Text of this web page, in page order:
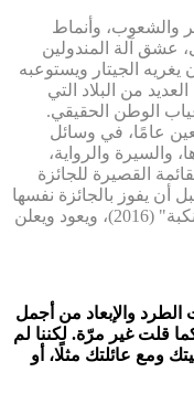
والشعوب، وأنماط
عشق آلة المندولين
الجيتار ويستوعبه
من البلاد التي
الوطن الحقيقي.
عامًا، في وسائل
والسيرة والرواية،
القصيرة للجائزة
أن يفوز بالجائزة نفسها
بروايته "مصائر كونشرتو الهولوكوست والنكبة" (2016)، ويعود ويعلن
والإبعاد من أجمل
قلت غير مرّة. لكننا لم
ومع عائلتك مثلًا، أو